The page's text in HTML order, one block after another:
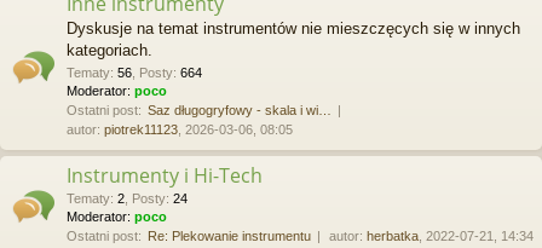
Dyskusje na temat instrumentów nie mieszczęcych się w innych
kategoriach.
Tematy: 56 Posty: 664
Moderator: poco
Ostatni post: Saz długogryfowy - skala i wi…
autor: piotrek11123 , 2026-03-06, 08:05
Instrumenty i Hi-Tech
Tematy: 2 Posty: 24
Moderator: poco
Ostatni post: Re: Plekowanie instrumentu autor: herbatka , 2022-07-21, 14:34